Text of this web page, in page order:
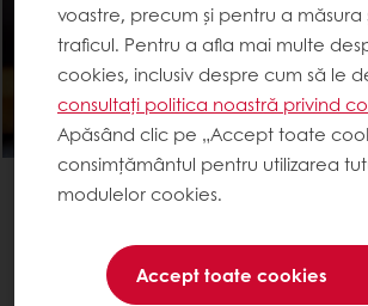
Carat Nuxel CT
Bucket 5 kg
Contactează-ne
voastre, precum și pentru a măsura
traficul. Pentru a afla mai multe
cookies, inclusiv despre cum să le
consultați politica noastră privind
Apăsând clic pe „Accept toate
consimțământul pentru utilizarea
modulelor cookies.
Accept toate cookies